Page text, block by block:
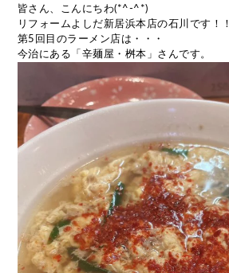
皆さん、こんにちわ(*^-^*)
リフォームよしだ新居浜本店の石川です！！
第5回目のラーメン店は・・・
今治にある「辛麺屋・桝本」さんです。